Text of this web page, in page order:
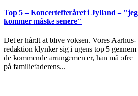
Top 5 – Koncertefteråret i Jylland – "jeg
kommer måske senere"
Det er hårdt at blive voksen. Vores Aarhus-
redaktion klynker sig i ugens top 5 gennem
de kommende arrangementer, han må ofre
på familiefaderens...